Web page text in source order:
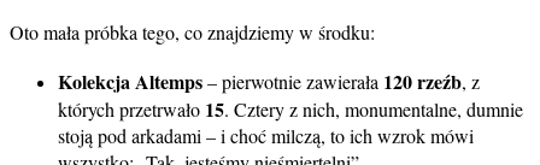
Oto mała próbka tego, co znajdziemy w środku:
Kolekcja Altemps– pierwotnie zawierała 120 rzeźb, z
których przetrwało 15. Cztery z nich, monumentalne, dumnie
stoją pod arkadami – i choć milczą, to ich wzrok mówi